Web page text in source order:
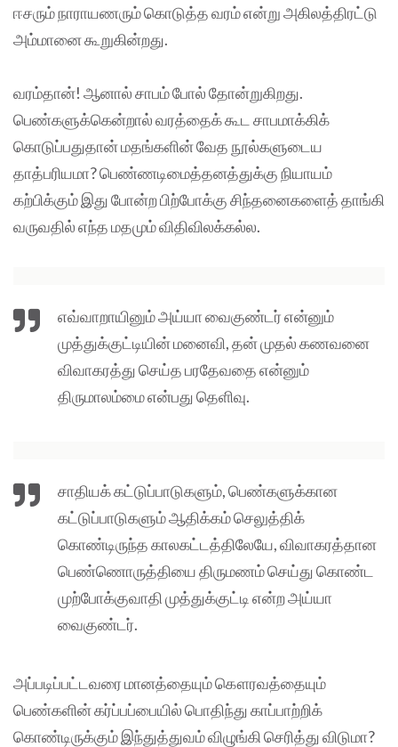
ஈசரும் நாராயணரும் கொடுத்த வரம் என்று அகிலத்திரட்டு
அம்மானை கூறுகின்றது.
வரம்தான்! ஆனால் சாபம் போல் தோன்றுகிறது.
பெண்களுக்கென்றால் வரத்தைக் கூட சாபமாக்கிக்
கொடுப்பதுதான் மதங்களின் வேத நூல்களுடைய
தாத்பரியமா? பெண்ணடிமைத்தனத்துக்கு நியாயம்
கற்பிக்கும் இது போன்ற பிற்போக்கு சிந்தனைகளைத் தாங்கி
வருவதில் எந்த மதமும் விதிவிலக்கல்ல.
எவ்வாறாயினும் அய்யா வைகுண்டர் என்னும்
முத்துக்குட்டியின் மனைவி, தன் முதல் கணவனை
விவாகரத்து செய்த பரதேவதை என்னும்
திருமாலம்மை என்பது தெளிவு.
சாதியக் கட்டுப்பாடுகளும், பெண்களுக்கான
கட்டுப்பாடுகளும் ஆதிக்கம் செலுத்திக்
கொண்டிருந்த காலகட்டத்திலேயே, விவாகரத்தான
பெண்ணொருத்தியை திருமணம் செய்து கொண்ட
முற்போக்குவாதி முத்துக்குட்டி என்ற அய்யா
வைகுண்டர்.
அப்படிப்பட்டவரை மானத்தையும் கௌரவத்தையும்
பெண்களின் கர்ப்பப்பையில் பொதிந்து காப்பாற்றிக்
கொண்டிருக்கும் இந்துத்துவம் விழுங்கி செரித்து விடுமா?